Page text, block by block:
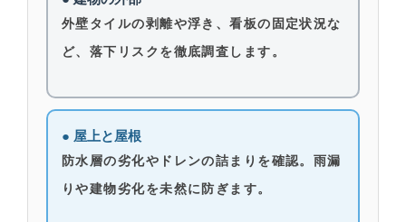
外壁タイルの剥離や浮き、看板の固定状況な
ど、落下リスクを徹底調査します。
● 屋上と屋根
防水層の劣化やドレンの詰まりを確認。雨漏
りや建物劣化を未然に防ぎます。